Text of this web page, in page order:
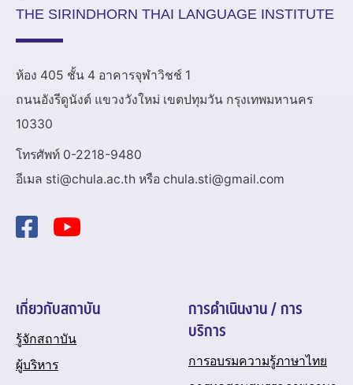
THE SIRINDHORN THAI LANGUAGE INSTITUTE
ห้อง 405 ชั้น 4 อาคารจุฬาวิชช์ 1
ถนนอังรีดูนังต์ แขวงวังใหม่ เขตปทุมวัน กรุงเทพมหานคร
10330
โทรศัพท์ 0-2218-9480
อีเมล sti@chula.ac.th หรือ chula.sti@gmail.com
เกี่ยวกับสถาบัน
รู้จักสถาบัน
ผู้บริหาร
การดำเนินงาน / การ
บริการ
การอบรมความรู้ภาษาไทย